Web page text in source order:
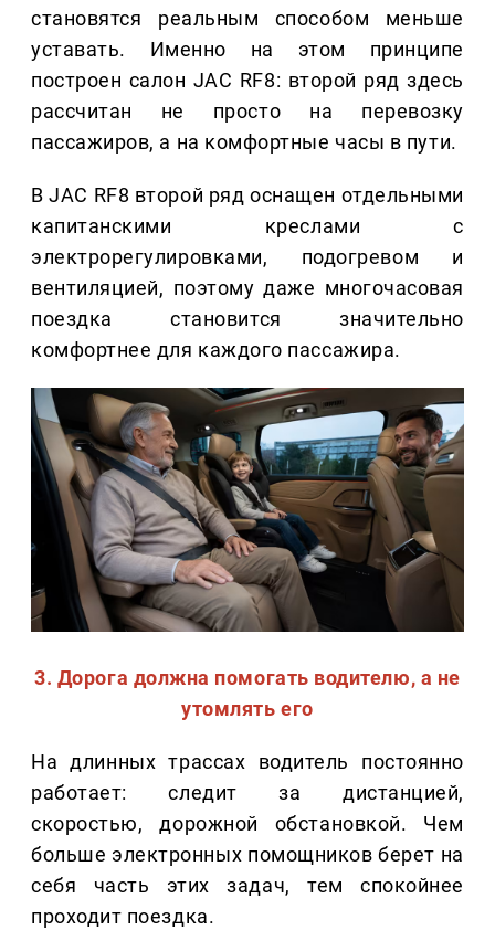
становятся реальным способом меньше
уставать. Именно на этом принципе
построен салон JAC RF8: второй ряд здесь
рассчитан не просто на перевозку
пассажиров, а на комфортные часы в пути.
В JAC RF8 второй ряд оснащен отдельными
капитанскими креслами с
электрорегулировками, подогревом и
вентиляцией, поэтому даже многочасовая
поездка становится значительно
комфортнее для каждого пассажира.
3. Дорога должна помогать водителю, а не
утомлять его
На длинных трассах водитель постоянно
работает: следит за дистанцией,
скоростью, дорожной обстановкой. Чем
больше электронных помощников берет на
себя часть этих задач, тем спокойнее
проходит поездка.